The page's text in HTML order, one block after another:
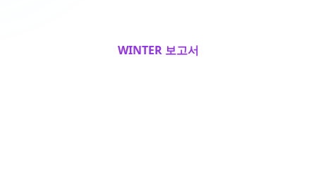
WINTER 보고서